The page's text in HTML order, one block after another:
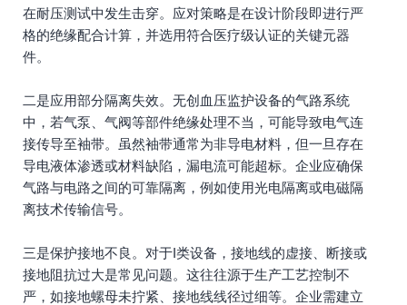
在耐压测试中发生击穿。应对策略是在设计阶段即进行严
格的绝缘配合计算，并选用符合医疗级认证的关键元器
件。
二是应用部分隔离失效。无创血压监护设备的气路系统
中，若气泵、气阀等部件绝缘处理不当，可能导致电气连
接传导至袖带。虽然袖带通常为非导电材料，但一旦存在
导电液体渗透或材料缺陷，漏电流可能超标。企业应确保
气路与电路之间的可靠隔离，例如使用光电隔离或电磁隔
离技术传输信号。
三是保护接地不良。对于I类设备，接地线的虚接、断接或
接地阻抗过大是常见问题。这往往源于生产工艺控制不
严，如接地螺母未拧紧、接地线线径过细等。企业需建立